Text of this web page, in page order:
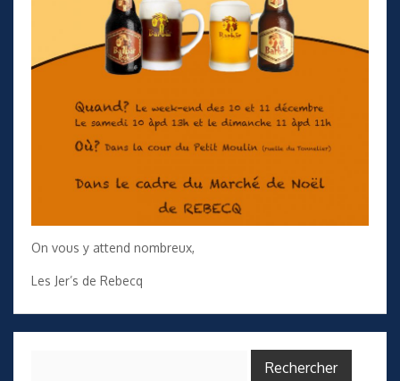
On vous y attend nombreux,
Les Jer’s de Rebecq